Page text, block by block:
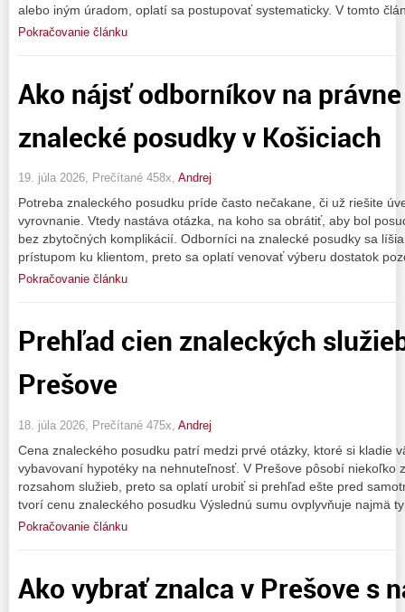
alebo iným úradom, oplatí sa postupovať systematicky. V tomto
Pokračovanie článku
Ako nájsť odborníkov na
znalecké posudky v Košiciach
19. júla 2026, Prečítané 458x, Andrej
Potreba znaleckého posudku príde často nečakane, či už riešite
vyrovnanie. Vtedy nastáva otázka, na koho sa obrátiť, aby bol
bez zbytočných komplikácií. Odborníci na znalecké posudky sa
prístupom ku klientom, preto sa oplatí venovať výberu dostatok
Pokračovanie článku
Prehľad cien znaleckých
Prešove
18. júla 2026, Prečítané 475x, Andrej
Cena znaleckého posudku patrí medzi prvé otázky, ktoré si kladie
vybavovaní hypotéky na nehnuteľnosť. V Prešove pôsobí niekoľko
rozsahom služieb, preto sa oplatí urobiť si prehľad ešte pred
tvorí cenu znaleckého posudku Výslednú sumu ovplyvňuje najmä
Pokračovanie článku
Ako vybrať znalca v Prešove s